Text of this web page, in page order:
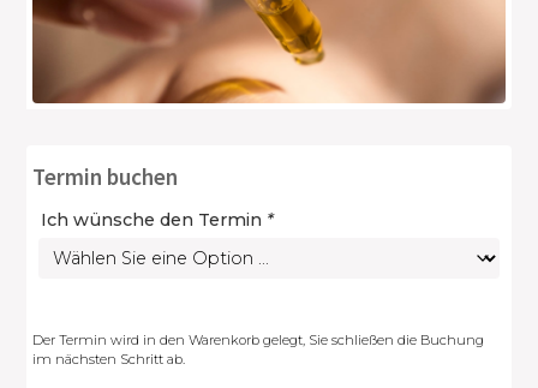
Termin buchen
Ich wünsche den Termin *
Der Termin wird in den Warenkorb gelegt, Sie schließen die Buchung
im nächsten Schritt ab.